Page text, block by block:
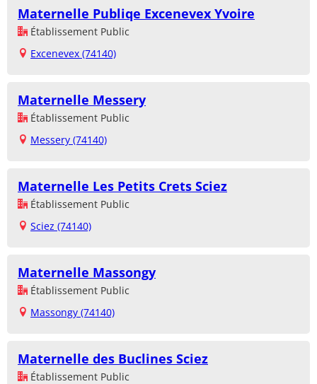
Maternelle Publiqe Excenevex Yvoire
Établissement Public
Excenevex (74140)
Maternelle Messery
Établissement Public
Messery (74140)
Maternelle Les Petits Crets Sciez
Établissement Public
Sciez (74140)
Maternelle Massongy
Établissement Public
Massongy (74140)
Maternelle des Buclines Sciez
Établissement Public